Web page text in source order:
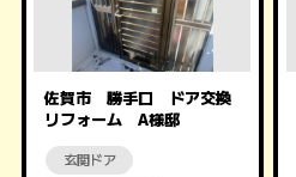
佐賀市 勝手口 ドア交換
リフォーム A様邸
玄関ドア